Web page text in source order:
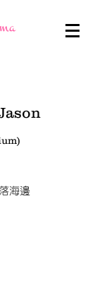
海邊